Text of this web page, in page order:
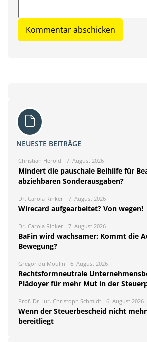
NEUESTE BEITRÄGE
Christian Herold 7. August 2026
Mindert die pauschale Beihilfe für
abziehbaren Sonderausgaben?
Dr. Carola Rinker 7. August 2026
Wirecard aufgearbeitet? Von wegen!
Dr. Carola Rinker 7. August 2026
BaFin wird wachsamer: Kommt die
Bewegung?
Gregor du Moulin 6. August 2026
Rechtsformneutrale
Plädoyer für mehr Mut in der
Prof. Dr. iur. Christoph Schmidt 6. August 2026
Wenn der Steuerbescheid nicht
bereitliegt